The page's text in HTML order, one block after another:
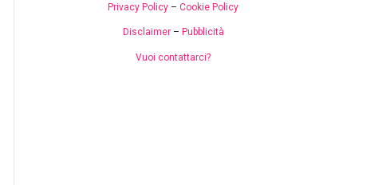
Privacy Policy –Cookie Policy
Disclaimer– Pubblicità
Vuoi contattarci?